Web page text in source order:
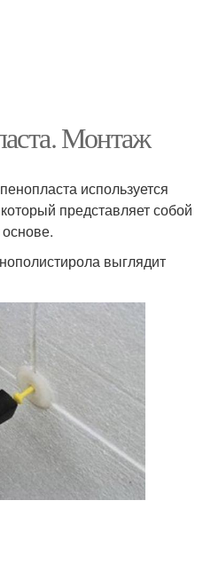
Монтаж
используется
представляет собой
выглядит